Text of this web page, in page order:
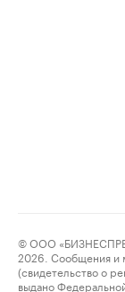
© ООО
2026. Сообщения и
(свидетельство о
выдано